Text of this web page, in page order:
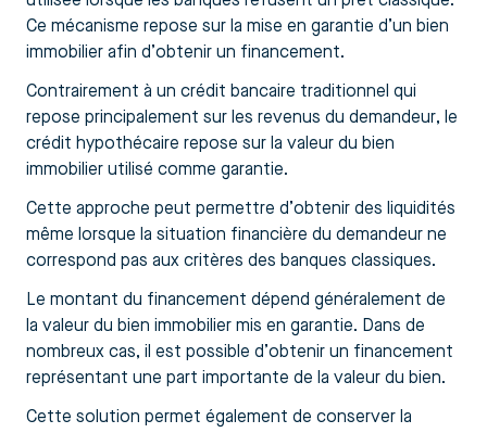
Ce mécanisme repose sur la mise en garantie d’un bien
immobilier afin d’obtenir un financement.
Contrairement à un crédit bancaire traditionnel qui
repose principalement sur les revenus du demandeur, le
crédit hypothécaire repose sur la valeur du bien
immobilier utilisé comme garantie.
Cette approche peut permettre d’obtenir des liquidités
même lorsque la situation financière du demandeur ne
correspond pas aux critères des banques classiques.
Le montant du financement dépend généralement de
la valeur du bien immobilier mis en garantie. Dans de
nombreux cas, il est possible d’obtenir un financement
représentant une part importante de la valeur du bien.
Cette solution permet également de conserver la